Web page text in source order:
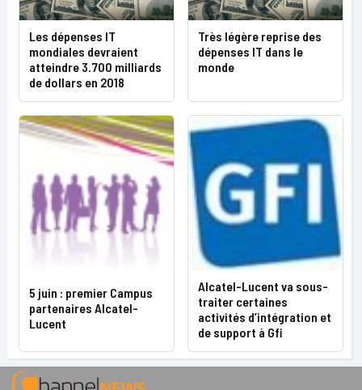
Les dépenses IT
mondiales devraient
atteindre 3.700 milliards
de dollars en 2018
Très légère reprise des
dépenses IT dans le
monde
5 juin : premier Campus
partenaires Alcatel-
Lucent
Alcatel-Lucent va sous-
traiter certaines
activités d’intégration et
de support à Gfi